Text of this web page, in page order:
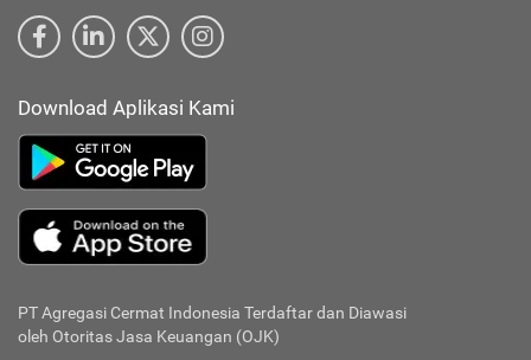
Download Aplikasi Kami
PT Agregasi Cermat Indonesia Terdaftar dan Diawasi
oleh Otoritas Jasa Keuangan (OJK)